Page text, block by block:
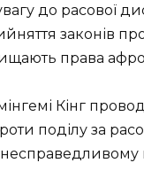
до расової
законів
права
Кінг
поділу за